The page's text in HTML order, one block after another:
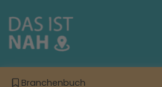
Branchenbuch